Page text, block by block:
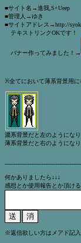
■サイト名→進我,S+Ueep
■管理人→ゆき
■サイトアドレス→http://
テキストリンクOKです！
バナー作ってみました！→
※全てにおいて薄系背景用に
濃系背景だと左のようにな
薄系背景だと右のようにな
何かありましたら↓↓↓
感想とか使用報告とか頂け
※返信欲しい方はメアド記